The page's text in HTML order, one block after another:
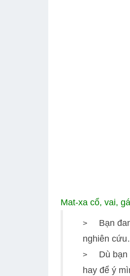
Mat-xa cổ, vai,
> Bạn
nghiên
> Dù
hay để ý